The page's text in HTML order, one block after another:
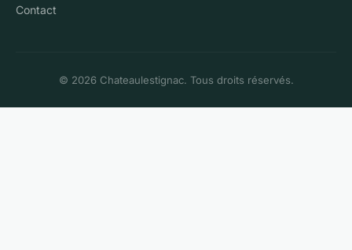
Contact
© 2026 Chateaulestignac. Tous droits réservés.